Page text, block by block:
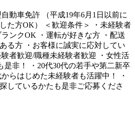
動車免許 （平成19年6月1日以前に
た方OK） ＜歓迎条件＞ ・未経験者
ンクOK ・運転が好きな方 ・配送
る方 ・お客様に誠実に応対してい
者歓迎/職種未経験者歓迎 ・女性活
是非！ ・20代30代の若手や第二新卒
らはじめた未経験者も活躍中！ ・
しているかたも是非ご応募くださ